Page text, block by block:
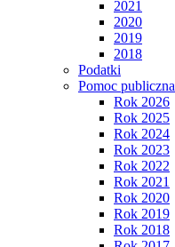
2021
2020
2019
2018
Podatki
Pomoc publiczna
Rok 2026
Rok 2025
Rok 2024
Rok 2023
Rok 2022
Rok 2021
Rok 2020
Rok 2019
Rok 2018